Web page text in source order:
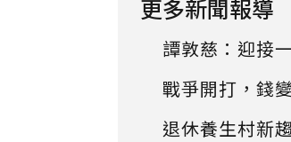
更多新聞報導
譚敦慈：迎接
戰爭開打，錢
退休養生村新